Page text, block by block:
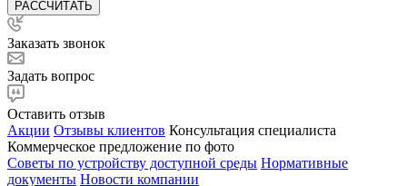
РАССЧИТАТЬ
Заказать звонок
Задать вопрос
Оставить отзыв
Акции Отзывы клиентов Консультация специалиста
Коммерческое предложение по фото
Советы по устройству доступной среды Нормативные
документы Новости компании